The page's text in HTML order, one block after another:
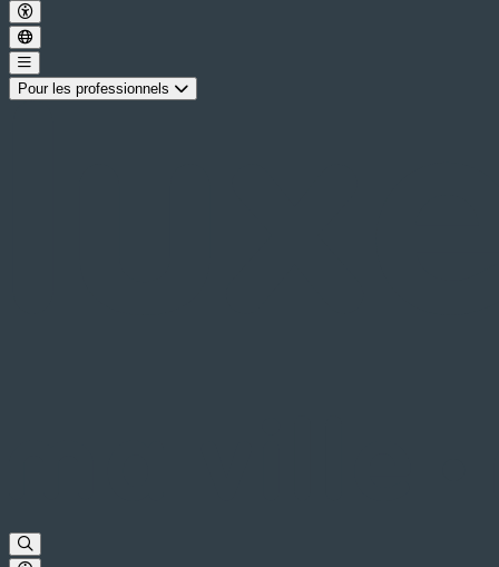
Pour les professionnels